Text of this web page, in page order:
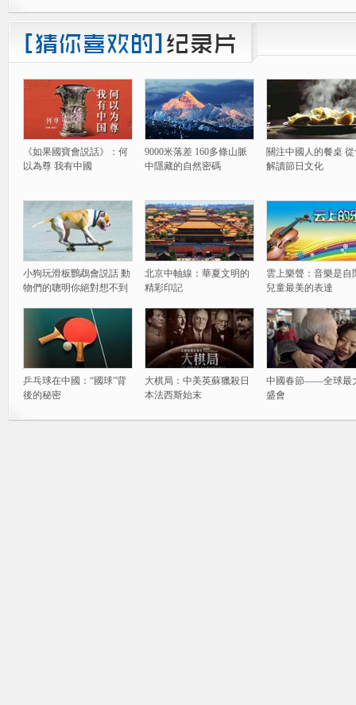
《如果國寶會説話》：何
以為尊 我有中國
9000米落差 160多條山脈
中隱藏的自然密碼
關注中國人的餐桌
解讀節日文化
小狗玩滑板鸚鵡會説話 動
物們的聰明你絕對想不到
北京中軸線：華夏文明的
精彩印記
雲上樂聲：音樂是自
兒童最美的表達
乒乓球在中國：“國球”背
後的秘密
大棋局：中美英蘇獵殺日
本法西斯始末
中國春節——全球最
盛會